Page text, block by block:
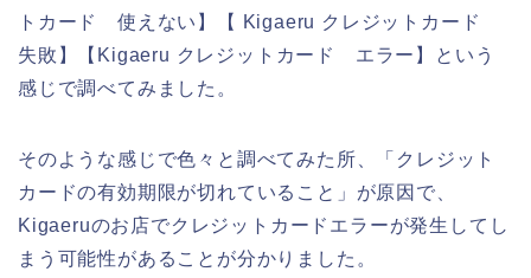
トカード 使えない】【 Kigaeru クレジットカード
失敗】【Kigaeru クレジットカード エラー】という
感じで調べてみました。
そのような感じで色々と調べてみた所、「クレジット
カードの有効期限が切れていること」が原因で、
Kigaeruのお店でクレジットカードエラーが発生してし
まう可能性があることが分かりました。